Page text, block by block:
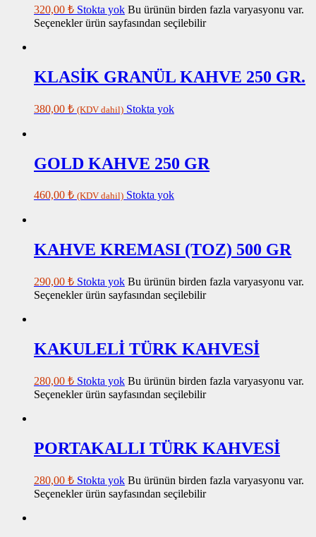
320,00 ₺ Stokta yok Bu ürünün birden fazla varyasyonu var.
Seçenekler ürün sayfasından seçilebilir
KLASİK GRANÜL KAHVE 250 GR.
380,00 ₺ (KDV dahil) Stokta yok
GOLD KAHVE 250 GR
460,00 ₺ (KDV dahil) Stokta yok
KAHVE KREMASI (TOZ) 500 GR
290,00 ₺ Stokta yok Bu ürünün birden fazla varyasyonu var.
Seçenekler ürün sayfasından seçilebilir
KAKULELİ TÜRK KAHVESİ
280,00 ₺ Stokta yok Bu ürünün birden fazla varyasyonu var.
Seçenekler ürün sayfasından seçilebilir
PORTAKALLI TÜRK KAHVESİ
280,00 ₺ Stokta yok Bu ürünün birden fazla varyasyonu var.
Seçenekler ürün sayfasından seçilebilir